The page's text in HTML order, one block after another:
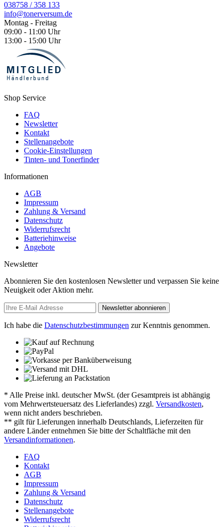
038758 / 358 133
info@tonerversum.de
Montag - Freitag
09:00 - 11:00 Uhr
13:00 - 15:00 Uhr
Shop Service
FAQ
Newsletter
Kontakt
Stellenangebote
Cookie-Einstellungen
Tinten- und Tonerfinder
Informationen
AGB
Impressum
Zahlung & Versand
Datenschutz
Widerrufsrecht
Batteriehinweise
Angebote
Newsletter
Abonnieren Sie den kostenlosen Newsletter und verpassen Sie keine
Neuigkeit oder Aktion mehr.
Newsletter abonnieren
Ich habe die Datenschutzbestimmungen zur Kenntnis genommen.
* Alle Preise inkl. deutscher MwSt. (der Gesamtpreis ist abhängig
vom Mehrwertsteuersatz des Lieferlandes) zzgl. Versandkosten,
wenn nicht anders beschrieben.
** gilt für Lieferungen innerhalb Deutschlands, Lieferzeiten für
andere Länder entnehmen Sie bitte der Schaltfläche mit den
Versandinformationen.
FAQ
Kontakt
AGB
Impressum
Zahlung & Versand
Datenschutz
Stellenangebote
Widerrufsrecht